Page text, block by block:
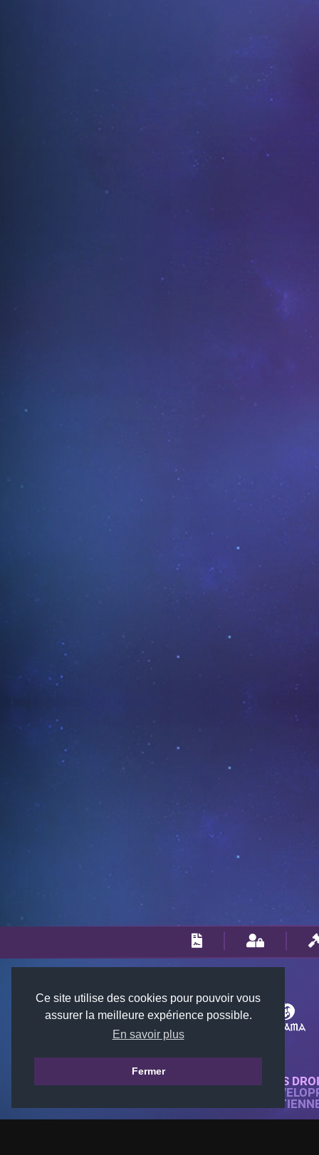
Ce site utilise des cookies pour pouvoir vous
assurer la meilleure expérience possible.
En savoir plus
Fermer
© 2018-2026 KTARENA. TOUS
SITE WEB ENTIÈREMENT
TOUTES LES IMAGES